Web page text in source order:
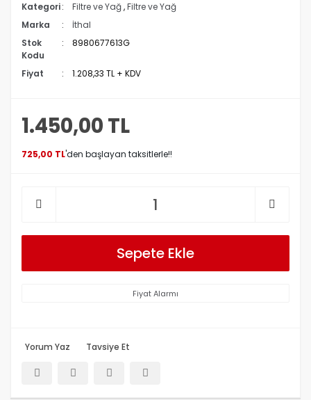
Kategori Filtre ve Yağ,Filtre ve Yağ
Marka
İthal
Stok
Kodu
8980677613G
Fiyat 1.208,33 TL + KDV
1.450,00 TL
725,00 TL'den başlayan taksitlerle!!
Sepete Ekle
Fiyat Alarmı
Yorum Yaz Tavsiye Et